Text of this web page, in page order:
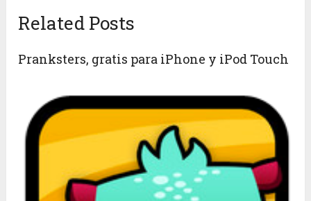
Related Posts
Pranksters, gratis para iPhone y iPod Touch